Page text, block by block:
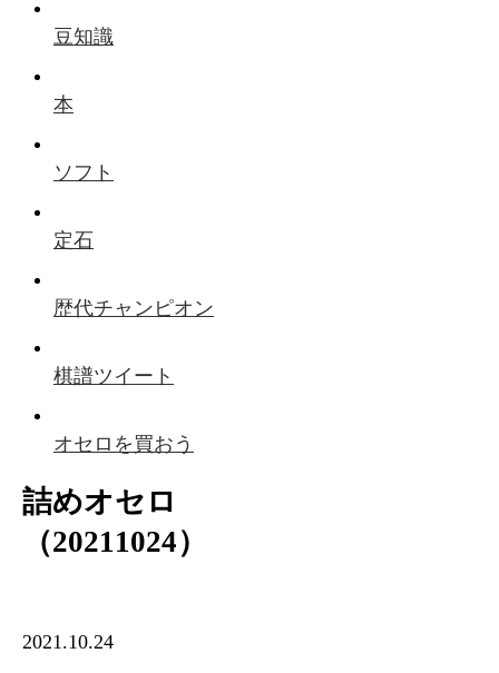
豆知識
本
ソフト
定石
歴代チャンピオン
棋譜ツイート
オセロを買おう
詰めオセロ
（20211024）
2021.10.24